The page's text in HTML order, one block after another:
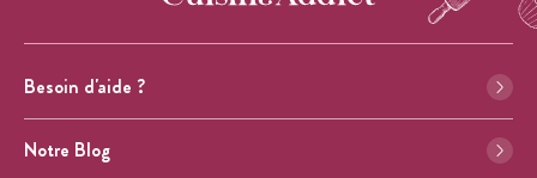
Besoin d'aide ?
Notre Blog